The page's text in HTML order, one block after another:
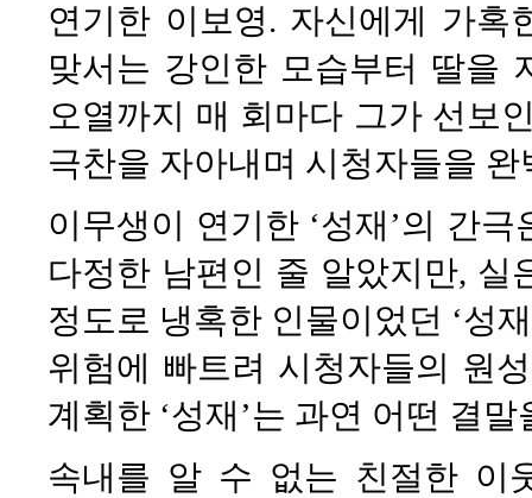
연기한 이보영. 자신에게 가혹
맞서는 강인한 모습부터 딸을
오열까지 매 회마다 그가 선보
극찬을 자아내며 시청자들을
이무생이 연기한 ‘성재’의 간
다정한 남편인 줄 알았지만, 실
정도로 냉혹한 인물이었던 ‘성
위험에 빠트려 시청자들의 원
계획한 ‘성재’는 과연 어떤 결
속내를 알 수 없는 친절한 이